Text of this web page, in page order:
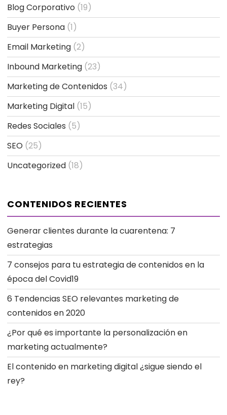
Blog Corporativo (19)
Buyer Persona (1)
Email Marketing (2)
Inbound Marketing (23)
Marketing de Contenidos (34)
Marketing Digital (15)
Redes Sociales (5)
SEO (25)
Uncategorized (18)
CONTENIDOS RECIENTES
Generar clientes durante la cuarentena: 7
estrategias
7 consejos para tu estrategia de contenidos en la
época del Covid19
6 Tendencias SEO relevantes marketing de
contenidos en 2020
¿Por qué es importante la personalización en
marketing actualmente?
El contenido en marketing digital ¿sigue siendo el
rey?